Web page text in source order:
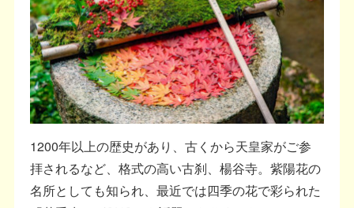
1200年以上の歴史があり、古くから天皇家がご参
拝されるなど、格式の高い古刹、楊谷寺。紫陽花の
名所としても知られ、最近では四季の花で彩られた